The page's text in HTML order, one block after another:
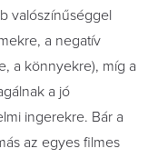
valószínűséggel
a negatív
a könnyekre), míg a
a jó
ingerekre. Bár a
az egyes filmes